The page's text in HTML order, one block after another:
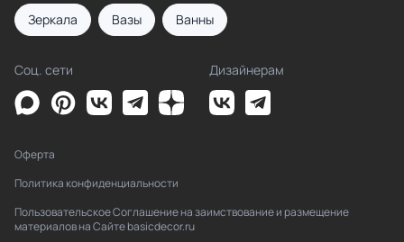
Зеркала Вазы Ванны
Соц. сети Дизайнерам
Оферта
Политика конфиденциальности
Пользовательское Соглашение на заимствование и размещение
материалов на Сайте basicdecor.ru